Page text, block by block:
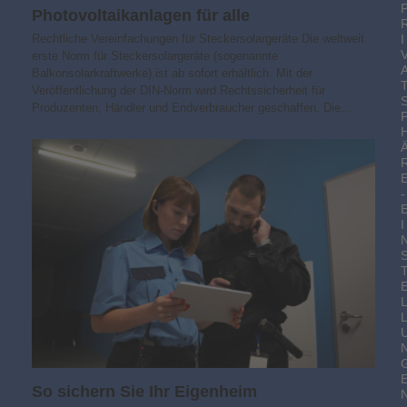
Photovoltaik­­anlagen für alle
Rechtliche Vereinfachungen für Steckersolargeräte Die weltweit
erste Norm für Steckersolargeräte (sogenannte
Balkonsolarkraftwerke) ist ab sofort erhältlich. Mit der
Veröffentlichung der DIN-Norm wird Rechtssicherheit für
Produzenten, Händler und Endverbraucher geschaffen. Die…
So sichern Sie Ihr Eigenheim
I
-
I
L
L